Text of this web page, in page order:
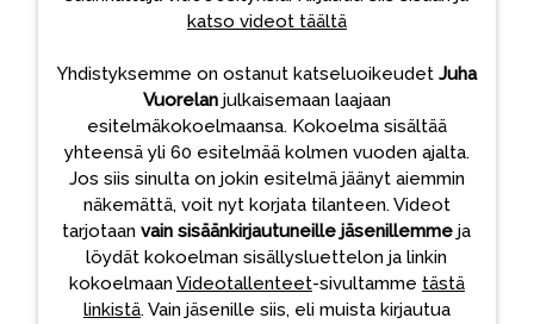
katso videot täältä
Yhdistyksemme on ostanut katseluoikeudet Juha
Vuorelanjulkaisemaan laajaan
esitelmäkokoelmaansa. Kokoelma sisältää
yhteensä yli 60 esitelmää kolmen vuoden ajalta.
Jos siis sinulta on jokin esitelmä jäänyt aiemmin
näkemättä, voit nyt korjata tilanteen. Videot
tarjotaanvain sisäänkirjautuneille jäsenillemme ja
löydät kokoelman sisällysluettelon ja linkin
kokoelmaan Videotallenteet-sivultamme tästä
linkistä. Vain jäsenille siis, eli muista kirjautua